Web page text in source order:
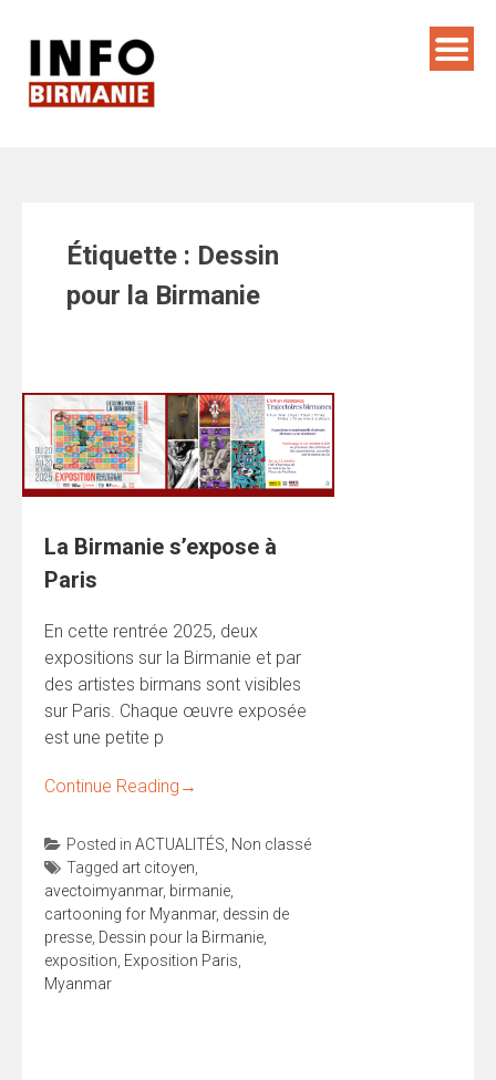
Étiquette : Dessin
pour la Birmanie
La Birmanie s’expose à
Paris
En cette rentrée 2025, deux
expositions sur la Birmanie et par
des artistes birmans sont visibles
sur Paris. Chaque œuvre exposée
est une petite p
Continue Reading →
Posted in ACTUALITÉS Non classé
Tagged art citoyen
avectoimyanmar, birmanie
cartooning for Myanmar, dessin de
presse Dessin pour la Birmanie
exposition Exposition Paris
Myanmar